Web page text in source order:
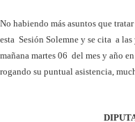
No habiendo más asuntos que
esta Sesión Solemne y se cita a
mañana martes 06 del mes y año
rogando su puntual asistencia,